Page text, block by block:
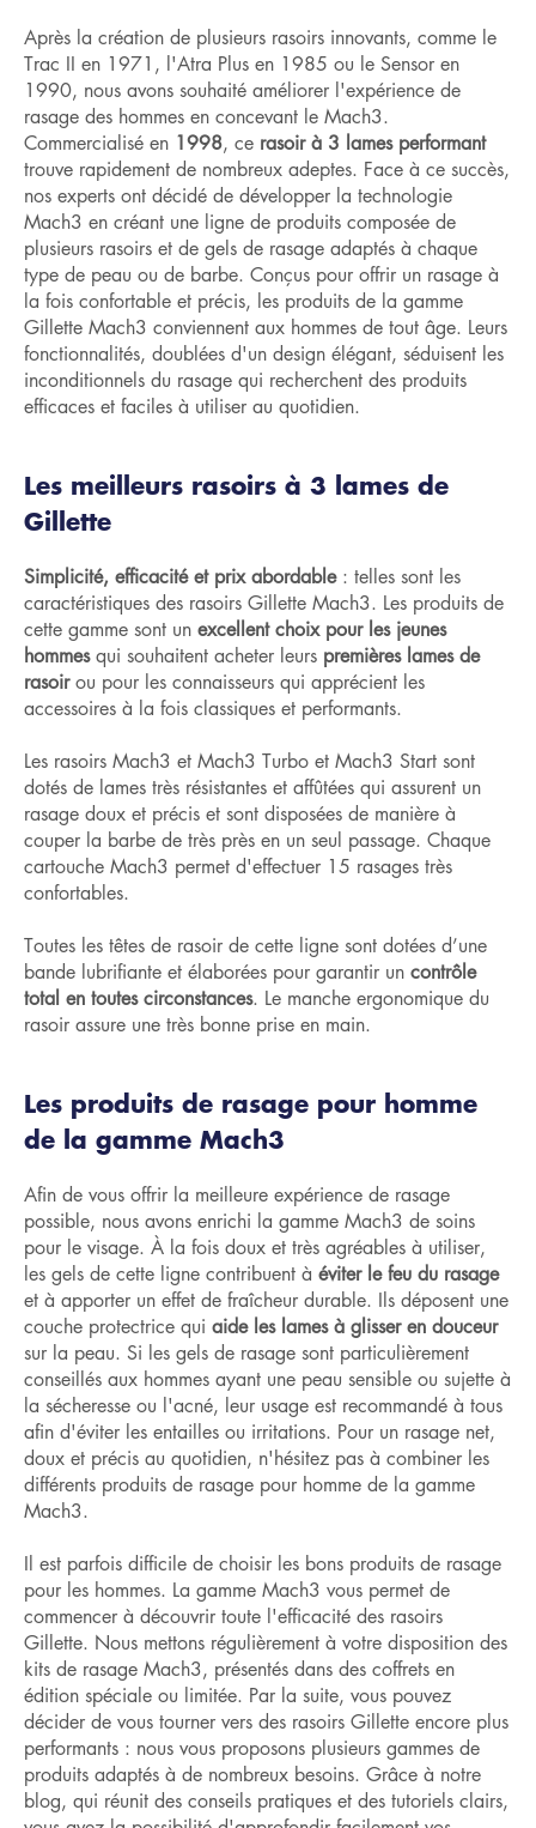
Après la création de plusieurs rasoirs innovants, comme le
Trac II en 1971, l'Atra Plus en 1985 ou le Sensor en
1990, nous avons souhaité améliorer l'expérience de
rasage des hommes en concevant le Mach3.
Commercialisé en 1998, ce rasoir à 3 lames performant
trouve rapidement de nombreux adeptes. Face à ce succès,
nos experts ont décidé de développer la technologie
Mach3 en créant une ligne de produits composée de
plusieurs rasoirs et de gels de rasage adaptés à chaque
type de peau ou de barbe. Conçus pour offrir un rasage à
la fois confortable et précis, les produits de la gamme
Gillette Mach3 conviennent aux hommes de tout âge. Leurs
fonctionnalités, doublées d'un design élégant, séduisent les
inconditionnels du rasage qui recherchent des produits
efficaces et faciles à utiliser au quotidien.
Les meilleurs rasoirs à 3 lames de
Gillette
Simplicité, efficacité et prix abordable: telles sont les
caractéristiques des rasoirs Gillette Mach3. Les produits de
cette gamme sont un excellent choix pour les jeunes
hommesqui souhaitent acheter leurs premières lames de
rasoirou pour les connaisseurs qui apprécient les
accessoires à la fois classiques et performants.
Les rasoirs Mach3 et Mach3 Turbo et Mach3 Start sont
dotés de lames très résistantes et affûtées qui assurent un
rasage doux et précis et sont disposées de manière à
couper la barbe de très près en un seul passage. Chaque
cartouche Mach3 permet d'effectuer 15 rasages très
confortables.
Toutes les têtes de rasoir de cette ligne sont dotées d’une
bande lubrifiante et élaborées pour garantir un contrôle
total en toutes circonstances. Le manche ergonomique du
rasoir assure une très bonne prise en main.
Les produits de rasage pour homme
de la gamme Mach3
Afin de vous offrir la meilleure expérience de rasage
possible, nous avons enrichi la gamme Mach3 de soins
pour le visage. À la fois doux et très agréables à utiliser,
les gels de cette ligne contribuent à éviter le feu du rasage
et à apporter un effet de fraîcheur durable. Ils déposent une
couche protectrice qui aide les lames à glisser en douceur
sur la peau. Si les gels de rasage sont particulièrement
conseillés aux hommes ayant une peau sensible ou sujette à
la sécheresse ou l'acné, leur usage est recommandé à tous
afin d'éviter les entailles ou irritations. Pour un rasage net,
doux et précis au quotidien, n'hésitez pas à combiner les
différents produits de rasage pour homme de la gamme
Mach3.
Il est parfois difficile de choisir les bons produits de rasage
pour les hommes. La gamme Mach3 vous permet de
commencer à découvrir toute l'efficacité des rasoirs
Gillette. Nous mettons régulièrement à votre disposition des
kits de rasage Mach3, présentés dans des coffrets en
édition spéciale ou limitée. Par la suite, vous pouvez
décider de vous tourner vers des rasoirs Gillette encore plus
performants : nous vous proposons plusieurs gammes de
produits adaptés à de nombreux besoins. Grâce à notre
blog, qui réunit des conseils pratiques et des tutoriels clairs,